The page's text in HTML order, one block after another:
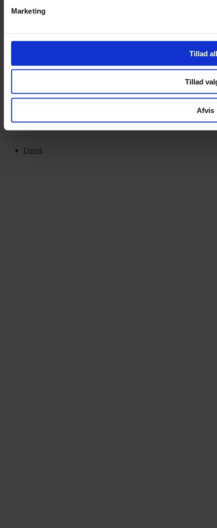
Marketing
Tillad
Tillad
Afvis
Copyright © 2022.Design & hosting by Webhuset Ballum ApS
Dansk